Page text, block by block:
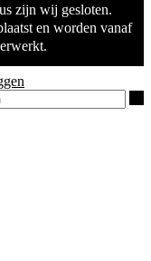
zijn wij gesloten.
en worden vanaf